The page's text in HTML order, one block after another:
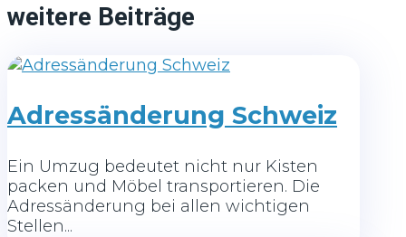
weitere Beiträge
Adressänderung Schweiz
Ein Umzug bedeutet nicht nur Kisten
packen und Möbel transportieren. Die
Adressänderung bei allen wichtigen
Stellen...